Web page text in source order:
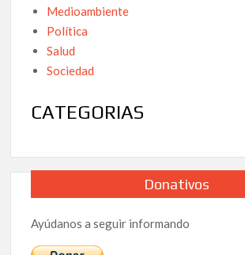
Medioambiente
Política
Salud
Sociedad
CATEGORIAS
Donativos
Ayúdanos a seguir informando